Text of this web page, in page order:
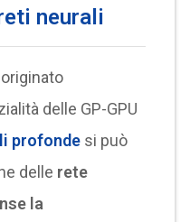
neurali
delle GP-GPU
profondesi può
delle rete
la